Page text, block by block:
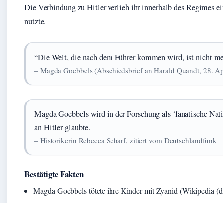
Die Verbindung zu Hitler verlieh ihr innerhalb des Regimes
nutzte.
“Die Welt, die nach dem Führer kommen wird, ist nicht
– Magda Goebbels (Abschiedsbrief an Harald Quandt, 28.
Magda Goebbels wird in der Forschung als ‘fanatische
an Hitler glaubte.
– Historikerin Rebecca Scharf, zitiert vom Deutschlandfunk
Bestätigte Fakten
Magda Goebbels tötete ihre Kinder mit Zyanid (Wikipedia